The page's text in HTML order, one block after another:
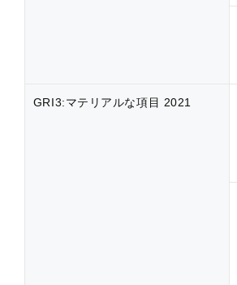
GRI3:マテリアルな項目 2021